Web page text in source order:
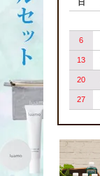
日
6
13
20
27